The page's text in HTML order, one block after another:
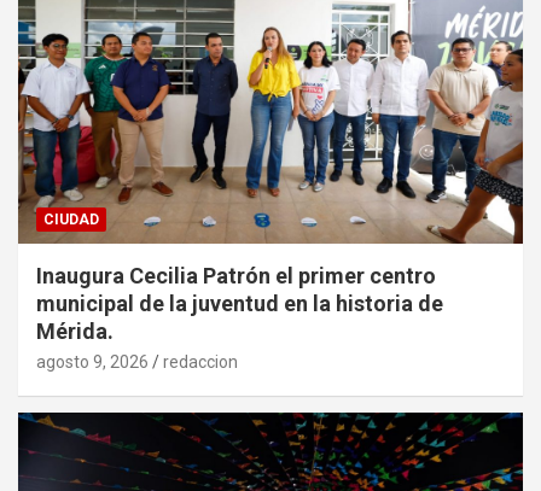
CIUDAD
Inaugura Cecilia Patrón el primer centro
municipal de la juventud en la historia de
Mérida.
agosto 9, 2026 redaccion